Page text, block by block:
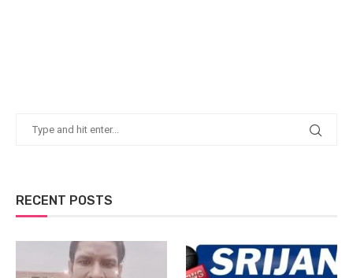
RECENT POSTS